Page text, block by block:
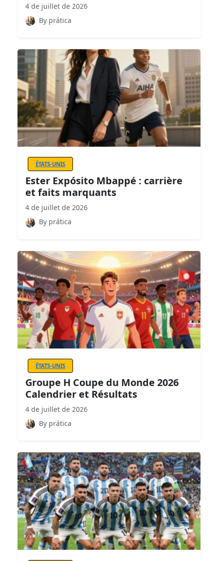
4 de juillet de 2026
By prática
ÉTATS-UNIS
Ester Expósito Mbappé : carrière
et faits marquants
4 de juillet de 2026
By prática
ÉTATS-UNIS
Groupe H Coupe du Monde 2026
Calendrier et Résultats
4 de juillet de 2026
By prática